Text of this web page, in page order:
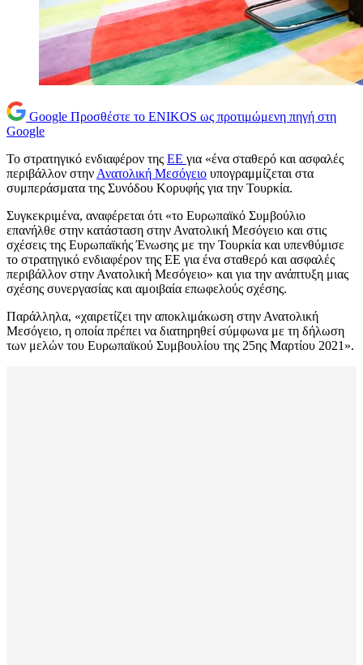
Google Προσθέστε το ENIKOS ως προτιμώμενη πηγή στη
Google
Το στρατηγικό ενδιαφέρον της ΕΕ για «ένα σταθερό και ασφαλές
περιβάλλον στην Ανατολική Μεσόγειο υπογραμμίζεται στα
συμπεράσματα της Συνόδου Κορυφής για την Τουρκία.
Συγκεκριμένα, αναφέρεται ότι «το Ευρωπαϊκό Συμβούλιο
επανήλθε στην κατάσταση στην Ανατολική Μεσόγειο και στις
σχέσεις της Ευρωπαϊκής Ένωσης με την Τουρκία και υπενθύμισε
το στρατηγικό ενδιαφέρον της ΕΕ για ένα σταθερό και ασφαλές
περιβάλλον στην Ανατολική Μεσόγειο» και για την ανάπτυξη μιας
σχέσης συνεργασίας και αμοιβαία επωφελούς σχέσης.
Παράλληλα, «χαιρετίζει την αποκλιμάκωση στην Ανατολική
Μεσόγειο, η οποία πρέπει να διατηρηθεί σύμφωνα με τη δήλωση
των μελών του Ευρωπαϊκού Συμβουλίου της 25ης Μαρτίου 2021».